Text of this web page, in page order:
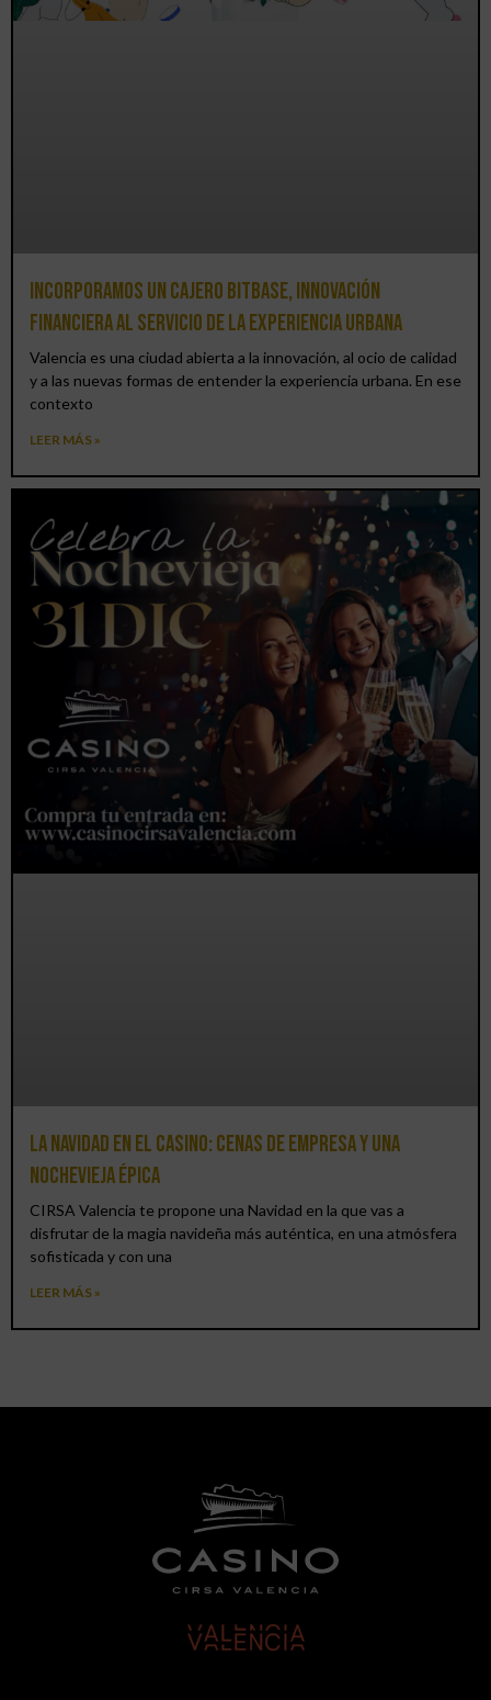
Incorporamos un cajero BitBase, innovación
financiera al servicio de la experiencia urbana
Valencia es una ciudad abierta a la innovación, al ocio de calidad
y a las nuevas formas de entender la experiencia urbana. En ese
contexto
LEER MÁS »
La Navidad en el Casino: cenas de empresa y una
Nochevieja épica
CIRSA Valencia te propone una Navidad en la que vas a
disfrutar de la magia navideña más auténtica, en una atmósfera
sofisticada y con una
LEER MÁS »